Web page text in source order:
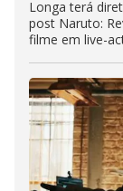
Longa terá
post Naruto:
filme em live-